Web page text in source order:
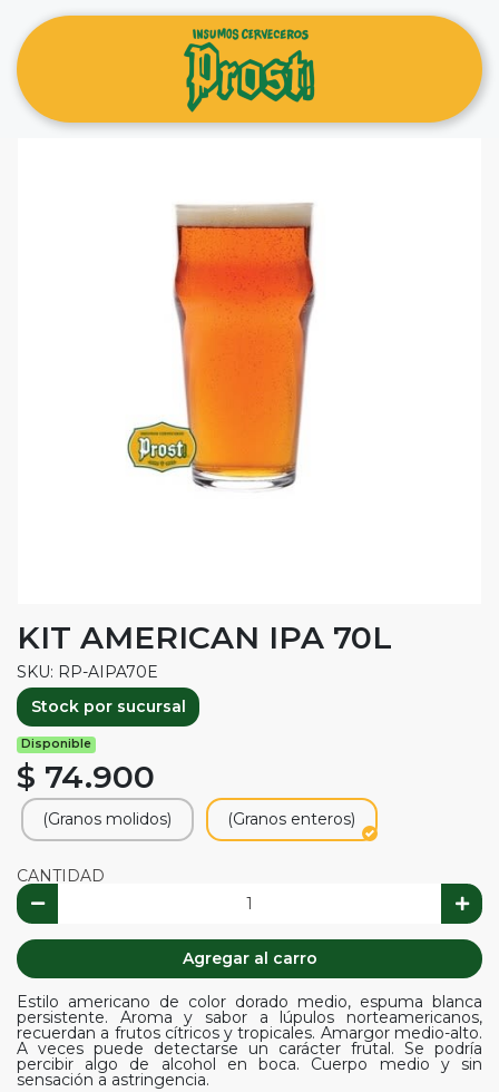
KIT AMERICAN IPA 70L
SKU: RP-AIPA70E
Stock por sucursal
Disponible
$ 74.900
(Granos molidos) (Granos enteros)
CANTIDAD
Agregar al carro
Estilo americano de color dorado medio, espuma blanca
persistente. Aroma y sabor a lúpulos norteamericanos,
recuerdan a frutos cítricos y tropicales. Amargor medio-alto.
A veces puede detectarse un carácter frutal. Se podría
percibir algo de alcohol en boca. Cuerpo medio y sin
sensación a astringencia.